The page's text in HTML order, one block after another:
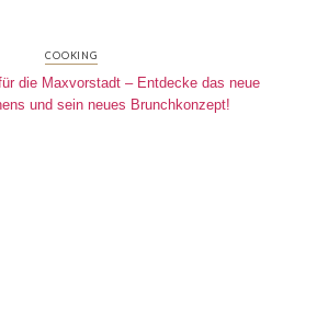
COOKING
die Maxvorstadt – Entdecke das neue
und sein neues Brunchkonzept!